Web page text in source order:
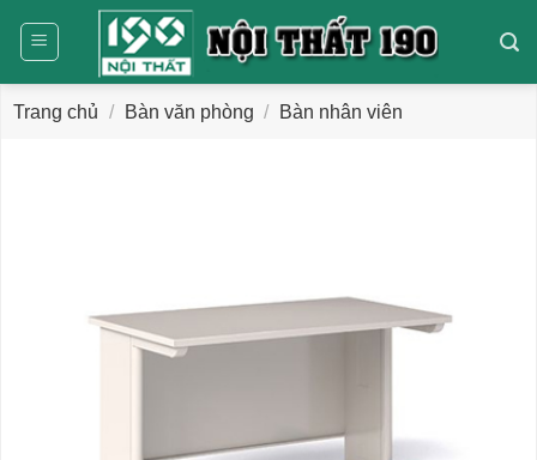
dung
Trang chủ / Bàn văn phòng / Bàn nhân viên